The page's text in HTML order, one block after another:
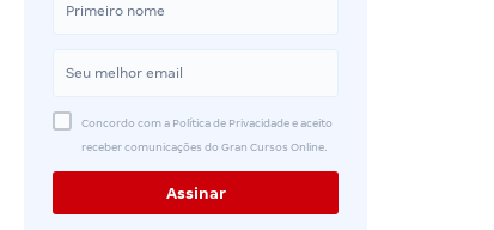
Concordo com a Política de Privacidade e aceito
receber comunicações do Gran Cursos Online.